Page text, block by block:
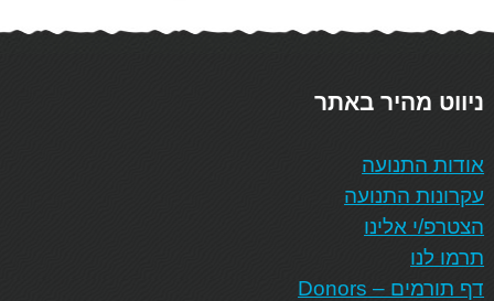
ניווט מהיר באתר
אודות התנועה
עקרונות התנועה
הצטרפ/י אלינו
תרמו לנו
דף תורמים – Donors